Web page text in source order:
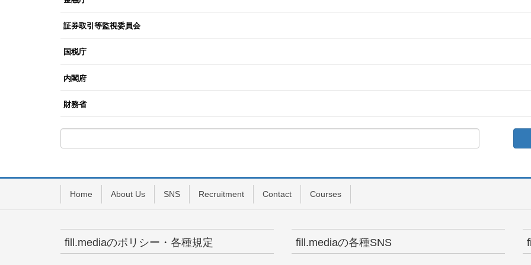
証券取引等監視委員会
国税庁
内閣府
財務省
Home About Us SNS Recruitment Contact Courses
fill.mediaのポリシー・各種規定 fill.mediaの各種SNS